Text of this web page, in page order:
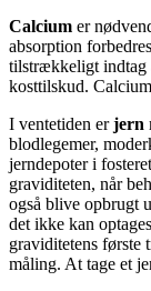
Calcium er
absorption
tilstrækkeligt indtag
kosttilskud.
I ventetiden erjern
blodlegemer,
jerndepoter i
graviditeten, når
også blive opbrugt
det ikke kan
graviditetens første
måling. At tage et